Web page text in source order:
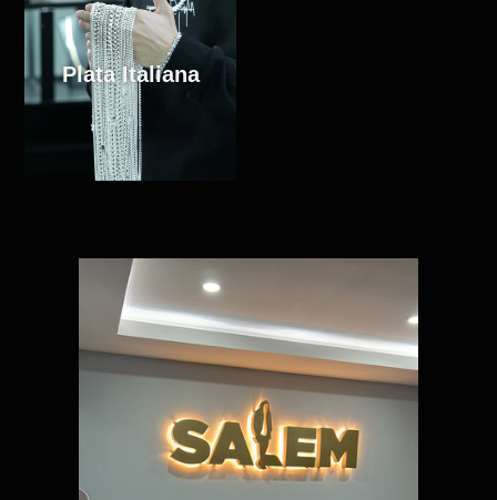
Plata Italiana